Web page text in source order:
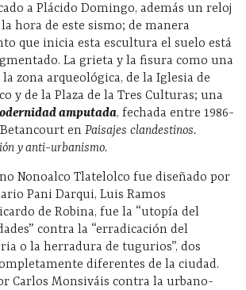
a Plácido Domingo, además un reloj
hora de este sismo; de manera
que inicia esta escultura el suelo está
La grieta y la fisura como una
zona arqueológica, de la Iglesia de
y de la Plaza de la Tres Culturas; una
amputada, fechada entre 1986-
en Paisajes clandestinos.
y anti-urbanismo.
Nonoalco Tlatelolco fue diseñado por
Pani Darqui, Luis Ramos
de Robina, fue la “utopía del
contra la “erradicación del
o la herradura de tugurios”, dos
diferentes de la ciudad.
Carlos Monsiváis contra la urbano-